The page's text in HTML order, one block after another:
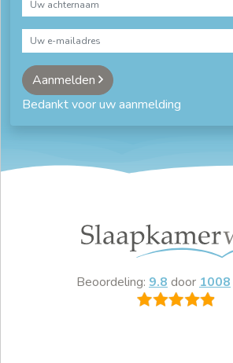
Aanmelden
Bedankt voor uw aanmelding
Beoordeling: 9.8 door 1008